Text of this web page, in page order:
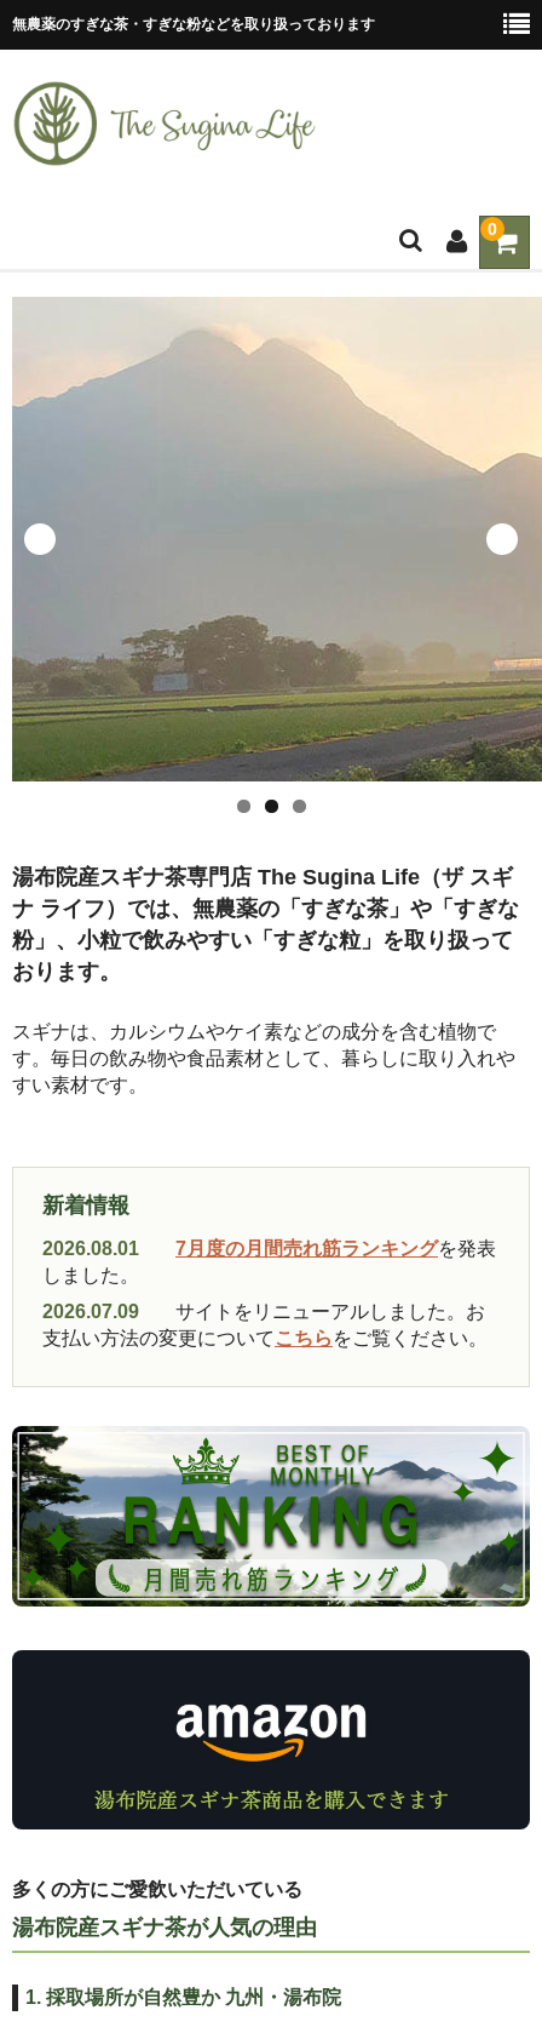
無農薬のすぎな茶・すぎな粉などを取り扱っております
0
すぎな茶
セット商品
お問い合わせ
湯布院産スギナ茶専門店 The Sugina Life（ザ スギ
ナ ライフ）では、無農薬の「すぎな茶」や「すぎな
粉」、小粒で飲みやすい「すぎな粒」を取り扱って
おります。
スギナは、カルシウムやケイ素などの成分を含む植物で
す。毎日の飲み物や食品素材として、暮らしに取り入れや
すい素材です。
新着情報
2026.08.01 7月度の月間売れ筋ランキングを発表
しました。
2026.07.09
サイトをリニューアルしました。お
支払い方法の変更について こちら をご覧ください。
多くの方にご愛飲いただいている
湯布院産スギナ茶が人気の理由
1. 採取場所が自然豊か 九州・湯布院